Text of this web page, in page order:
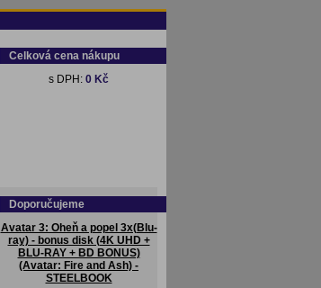
Celková cena nákupu
s DPH: 0 Kč
Doporučujeme
Avatar 3: Oheň a popel 3x(Blu-
ray) - bonus disk (4K UHD +
BLU-RAY + BD BONUS)
(Avatar: Fire and Ash) -
STEELBOOK